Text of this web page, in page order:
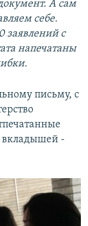
А сам
себе.
заявлений с
напечатаны
письму, с
вкладышей -